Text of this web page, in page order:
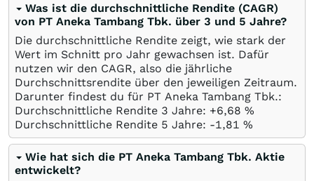
Was ist die durchschnittliche Rendite (CAGR)
von PT Aneka Tambang Tbk. über 3 und 5 Jahre?
Die durchschnittliche Rendite zeigt, wie stark der
Wert im Schnitt pro Jahr gewachsen ist. Dafür
nutzen wir den CAGR, also die jährliche
Durchschnittsrendite über den jeweiligen Zeitraum.
Darunter findest du für PT Aneka Tambang Tbk.:
Durchschnittliche Rendite 3 Jahre: +6,68 %
Durchschnittliche Rendite 5 Jahre: -1,81 %
Wie hat sich die PT Aneka Tambang Tbk. Aktie
entwickelt?